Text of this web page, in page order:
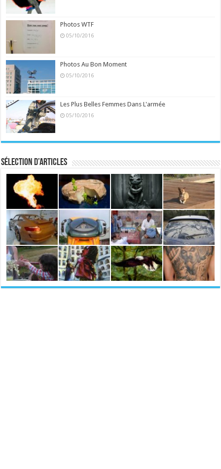
Photos WTF
05/10/2016
Photos Au Bon Moment
05/10/2016
Les Plus Belles Femmes Dans L'armée
05/10/2016
Sélection d’articles